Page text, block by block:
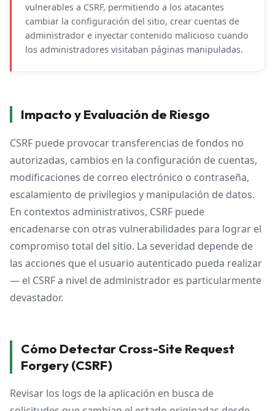
vulnerables a CSRF, permitiendo a los atacantes
cambiar la configuración del sitio, crear cuentas de
administrador e inyectar contenido malicioso cuando
los administradores visitaban páginas manipuladas.
Impacto y Evaluación de Riesgo
CSRF puede provocar transferencias de fondos no
autorizadas, cambios en la configuración de cuentas,
modificaciones de correo electrónico o contraseña,
escalamiento de privilegios y manipulación de datos.
En contextos administrativos, CSRF puede
encadenarse con otras vulnerabilidades para lograr el
compromiso total del sitio. La severidad depende de
las acciones que el usuario autenticado pueda realizar
— el CSRF a nivel de administrador es particularmente
devastador.
Cómo Detectar Cross-Site Request
Forgery (CSRF)
Revisar los logs de la aplicación en busca de